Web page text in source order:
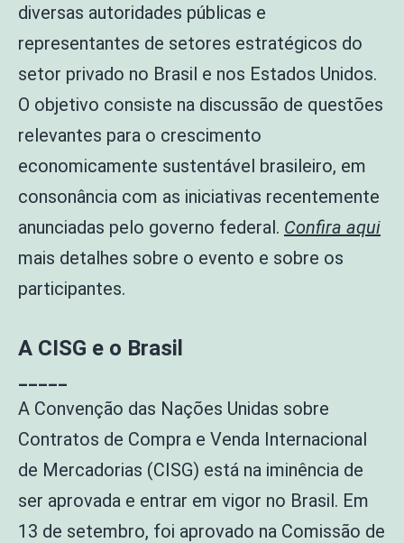
diversas autoridades públicas e
representantes de setores estratégicos do
setor privado no Brasil e nos Estados Unidos.
O objetivo consiste na discussão de questões
relevantes para o crescimento
economicamente sustentável brasileiro, em
consonância com as iniciativas recentemente
anunciadas pelo governo federal. Confira aqui
mais detalhes sobre o evento e sobre os
participantes.
A CISG e o Brasil
_____
A Convenção das Nações Unidas sobre
Contratos de Compra e Venda Internacional
de Mercadorias (CISG) está na iminência de
ser aprovada e entrar em vigor no Brasil. Em
13 de setembro, foi aprovado na Comissão de